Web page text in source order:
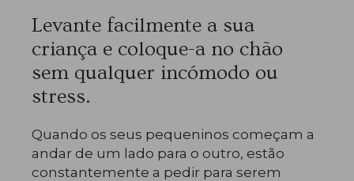
Levante facilmente a sua
criança e coloque-a no chão
sem qualquer incómodo ou
stress.
Quando os seus pequeninos começam a
andar de um lado para o outro, estão
constantemente a pedir para serem